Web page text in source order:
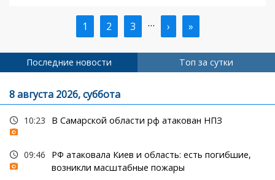
Текущая
страница
1 Страница
2 Страница
3 … Следующая
страница
› Последняя
страница
»
Последние новости Топ за сутки
8 августа 2026, суббота
10:23 В Самарской области рф атакован НПЗ
09:46
РФ атаковала Киев и область: есть погибшие,
возникли масштабные пожары